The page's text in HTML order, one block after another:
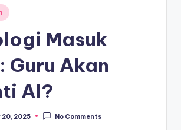
Masuk
Guru Akan
AI?
20, 2025 No Comments